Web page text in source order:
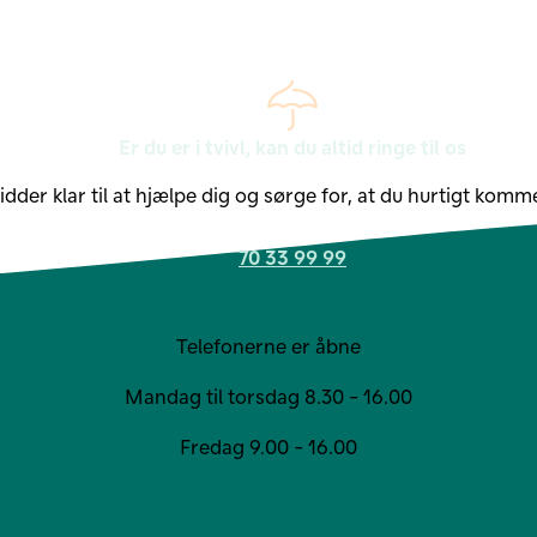
Er du er i tvivl, kan du altid ringe til os
klar til at hjælpe dig og sørge for, at du hurtigt
70 33 99 99
Telefonerne er åbne
Mandag til torsdag 8.30 - 16.00
Fredag 9.00 - 16.00